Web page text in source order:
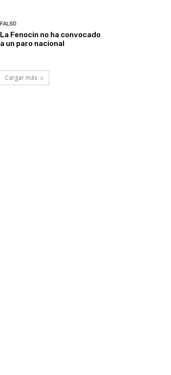
FALSO
La Fenocin no ha convocado
a un paro nacional
Cargar más